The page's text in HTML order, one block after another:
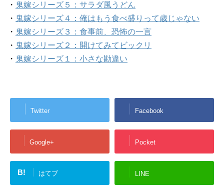
・ 鬼嫁シリーズ５：サラダ風うどん
・ 鬼嫁シリーズ４：俺はもう食べ盛りって歳じゃない
・ 鬼嫁シリーズ３：食事前、恐怖の一言
・ 鬼嫁シリーズ２：開けてみてビックリ
・ 鬼嫁シリーズ１：小さな勘違い
Twitter Facebook
Google+ Pocket
B! はてブ LINE